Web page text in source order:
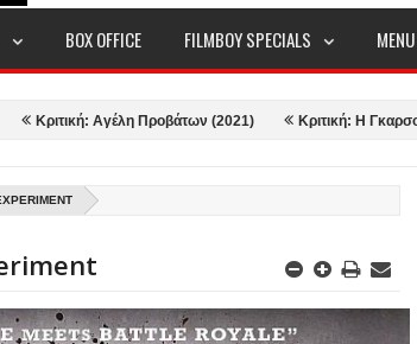
BOX OFFICE FILMBOY SPECIALS MENU
Αγέλη Προβάτων (2021) Κριτική: Η Γκαρσονιέρα -